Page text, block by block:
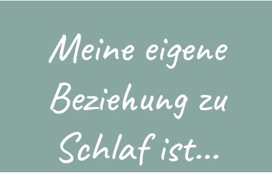
Meine eigene
Beziehung zu
Schlaf ist...